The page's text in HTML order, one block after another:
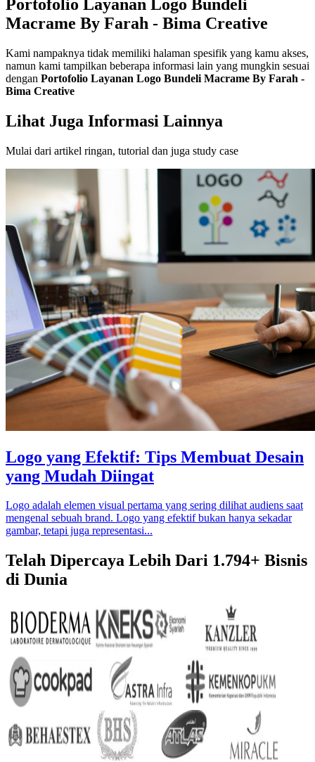
Portofolio Layanan Logo Bundeli
Macrame By Farah - Bima Creative
Kami nampaknya tidak memiliki halaman spesifik yang kamu akses,
namun kami tampilkan beberapa informasi lain yang mungkin sesuai
dengan Portofolio Layanan Logo Bundeli Macrame By Farah -
Bima Creative
Lihat Juga Informasi Lainnya
Mulai dari artikel ringan, tutorial dan juga study case
Logo yang Efektif: Tips Membuat Desain
yang Mudah Diingat
Logo adalah elemen visual pertama yang sering dilihat audiens saat
mengenal sebuah brand. Logo yang efektif bukan hanya sekadar
gambar, tetapi juga representasi...
Telah Dipercaya Lebih Dari 1.794+ Bisnis
di Dunia